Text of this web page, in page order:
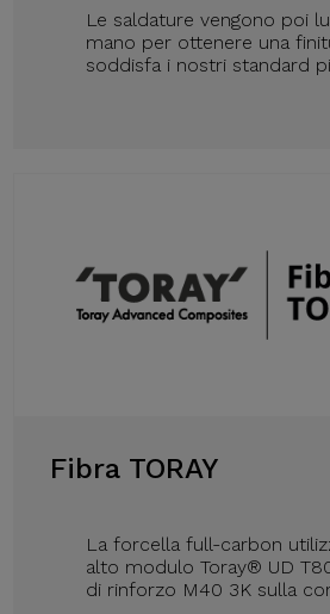
Le saldature vengono poi
mano per ottenere una
soddisfa i nostri standard
Fibra TORAY
La forcella full-carbon
alto modulo Toray® UD
di rinforzo M40 3K sulla